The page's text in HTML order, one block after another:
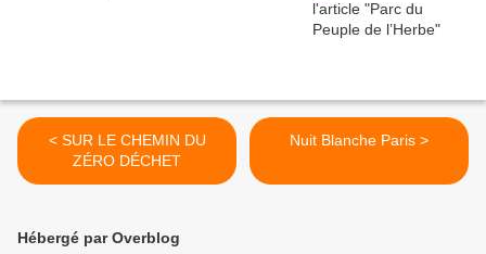
< SUR LE CHEMIN DU
ZÉRO DÉCHET
Nuit Blanche Paris >
Hébergé par Overblog